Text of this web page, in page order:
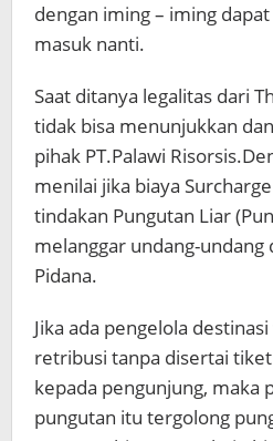
dengan iming – iming
masuk nanti.
Saat ditanya legalitas dari
tidak bisa menunjukkan
pihak PT.Palawi
menilai jika biaya
tindakan Pungutan Liar
melanggar undang-undang
Pidana.
Jika ada pengelola
retribusi tanpa disertai
kepada pengunjung, maka
pungutan itu tergolong